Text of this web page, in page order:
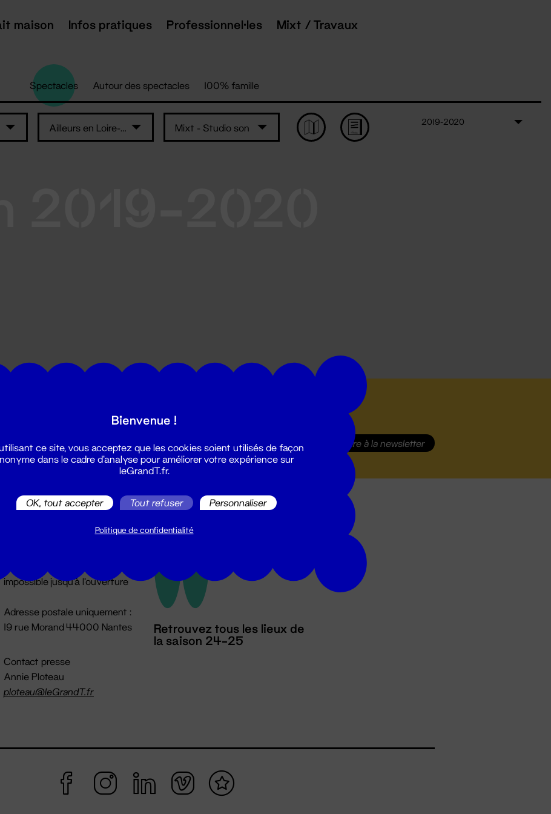
maison Infos pratiques Professionnel·les Mixt / Travaux
Spectacles Autour des spectacles 100% famille
Ailleurs en Loire-Atlantique Mixt - Studio son
2019-2020
les actualités du Grand T :
S'inscrire à la newsletter
Billetterie
billetterie@leGrandT.fr
impossible jusqu'à l'ouverture
Adresse postale uniquement :
19 rue Morand 44000 Nantes
Contact presse
Annie Ploteau
ploteau@leGrandT.fr
Retrouvez tous les lieux de
la saison 24-25
Bienvenue !
ce site, vous acceptez que les cookies soient utilisés de façon
dans le cadre d'analyse pour améliorer votre expérience sur
leGrandT.fr.
OK, tout accepter Tout refuser Personnaliser
Politique de confidentialité